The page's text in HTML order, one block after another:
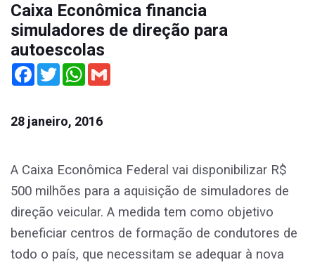
Caixa Econômica financia
simuladores de direção para
autoescolas
Facebook
TwitterWhatsApp
28 janeiro, 2016
A Caixa Econômica Federal vai disponibilizar R$
500 milhões para a aquisição de simuladores de
direção veicular. A medida tem como objetivo
beneficiar centros de formação de condutores de
todo o país, que necessitam se adequar à nova